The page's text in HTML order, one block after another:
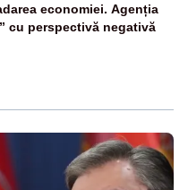
economiei. Agenția
cu perspectivă negativă